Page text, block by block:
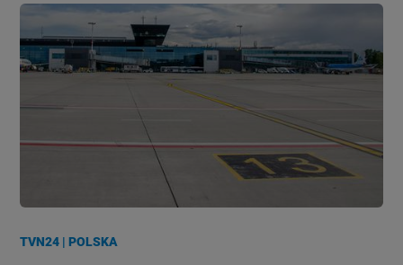
TVN24 |POLSKA